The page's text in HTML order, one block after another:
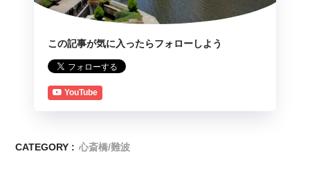
この記事が気に入ったらフォローしよう
YouTube
CATEGORY : 心斎橋/難波